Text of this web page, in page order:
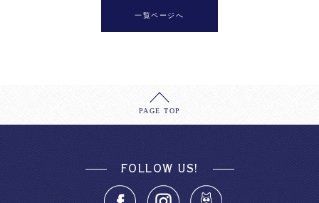
一覧ページへ
PAGE TOP
FOLLOW US!